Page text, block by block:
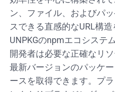
ン、ファイル、およびパ
スできる直感的なURL構造
UNPKGのnpmエコシステ
開発者は必要な正確なリ
最新バージョンのパッケ
ースを取得できます。プ